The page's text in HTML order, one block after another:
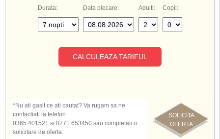
Durata: Data plecare: Adulti: Copii:
CALCULEAZA TARIFUL
SOLICITA
OFERTA
*Nu ati gasit ce ati cautat? Va rugam sa ne
contactiati la telefon
0365 401521 si 0771 653450 sau completati o
solicitare de oferta.